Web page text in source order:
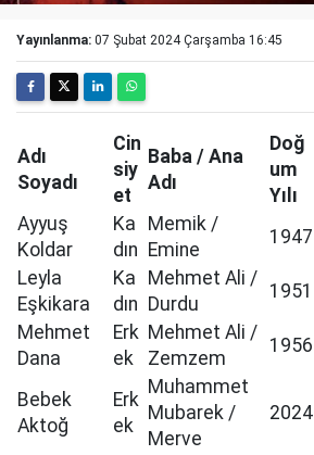
Yayınlanma: 07 Şubat 2024 Çarşamba 16:45
Adı
Soyadı
Cin
siy
et
Baba / Ana
Adı
Doğ
um
Yılı
Ayyuş
Koldar
Ka
dın
Memik /
Emine
1947
Leyla
Eşkikara
Ka
dın
Mehmet Ali /
Durdu
1951
Mehmet
Dana
Erk
ek
Mehmet Ali /
Zemzem
1956
Bebek
Aktoğ
Erk
ek
Muhammet
Mubarek /
Merve
2024